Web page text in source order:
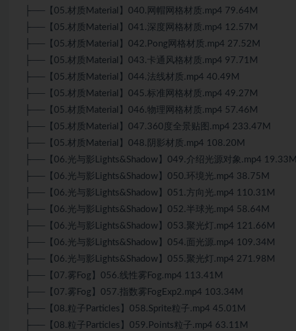
├──【05.材质Material】040.网帽网格材质.mp4 79.64M
├──【05.材质Material】041.深度网格材质.mp4 12.57M
├──【05.材质Material】042.Pong网格材质.mp4 27.52M
├──【05.材质Material】043.卡通风格材质.mp4 97.71M
├──【05.材质Material】044.法线材质.mp4 40.49M
├──【05.材质Material】045.标准网格材质.mp4 49.27M
├──【05.材质Material】046.物理网格材质.mp4 57.46M
├──【05.材质Material】047.360度全景贴图.mp4 233.47M
├──【05.材质Material】048.阴影材质.mp4 108.20M
├──【06.光与影Lights&Shadow】049.介绍光源对象.mp4 19.33M
├──【06.光与影Lights&Shadow】050.环境光.mp4 38.75M
├──【06.光与影Lights&Shadow】051.方向光.mp4 110.31M
├──【06.光与影Lights&Shadow】052.半球光.mp4 58.64M
├──【06.光与影Lights&Shadow】053.聚光灯.mp4 121.66M
├──【06.光与影Lights&Shadow】054.面光源.mp4 109.34M
├──【06.光与影Lights&Shadow】055.聚光灯.mp4 271.98M
├──【07.雾Fog】056.线性雾Fog.mp4 113.41M
├──【07.雾Fog】057.指数雾FogExp2.mp4 103.34M
├──【08.粒子Particles】058.Sprite粒子.mp4 45.01M
├──【08.粒子Particles】059.Points粒子.mp4 63.11M